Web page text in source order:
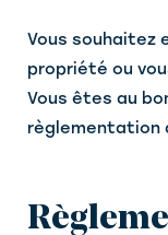
Vous souhaitez
propriété ou
Vous êtes au
règlementation